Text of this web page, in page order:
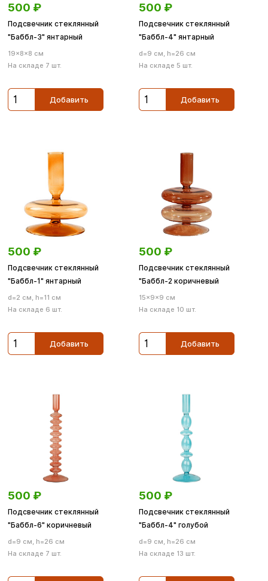
500 ₽
Подсвечник стеклянный
"Баббл-3" янтарный
19×8×8 см
На складе 7 шт.
Добавить
500 ₽
Подсвечник стеклянный
"Баббл-4" янтарный
d=9 см, h=26 см
На складе 5 шт.
Добавить
500 ₽
Подсвечник стеклянный
"Баббл-1" янтарный
d=2 см, h=11 см
На складе 6 шт.
Добавить
500 ₽
Подсвечник стеклянный
"Баббл-2 коричневый
15×9×9 см
На складе 10 шт.
Добавить
500 ₽
Подсвечник стеклянный
"Баббл-6" коричневый
d=9 см, h=26 см
На складе 7 шт.
500 ₽
Подсвечник стеклянный
"Баббл-4" голубой
d=9 см, h=26 см
На складе 13 шт.